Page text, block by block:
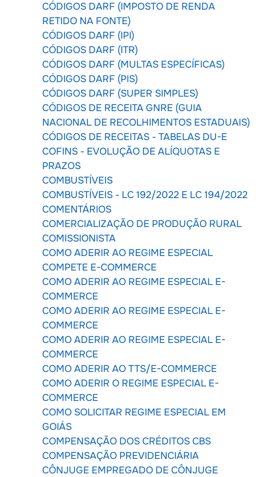
CÓDIGOS DARF (IMPOSTO DE RENDA
RETIDO NA FONTE)
CÓDIGOS DARF (IPI)
CÓDIGOS DARF (ITR)
CÓDIGOS DARF (MULTAS ESPECÍFICAS)
CÓDIGOS DARF (PIS)
CÓDIGOS DARF (SUPER SIMPLES)
CÓDIGOS DE RECEITA GNRE (GUIA
NACIONAL DE RECOLHIMENTOS ESTADUAIS)
CÓDIGOS DE RECEITAS - TABELAS DU-E
COFINS - EVOLUÇÃO DE ALÍQUOTAS E
PRAZOS
COMBUSTÍVEIS
COMBUSTÍVEIS - LC 192/2022 E LC 194/2022
COMENTÁRIOS
COMERCIALIZAÇÃO DE PRODUÇÃO RURAL
COMISSIONISTA
COMO ADERIR AO REGIME ESPECIAL
COMPETE E-COMMERCE
COMO ADERIR AO REGIME ESPECIAL E-
COMMERCE
COMO ADERIR AO REGIME ESPECIAL E-
COMMERCE
COMO ADERIR AO REGIME ESPECIAL E-
COMMERCE
COMO ADERIR AO TTS/E-COMMERCE
COMO ADERIR O REGIME ESPECIAL E-
COMMERCE
COMO SOLICITAR REGIME ESPECIAL EM
GOIÁS
COMPENSAÇÃO DOS CRÉDITOS CBS
COMPENSAÇÃO PREVIDENCIÁRIA
CÔNJUGE EMPREGADO DE CÔNJUGE